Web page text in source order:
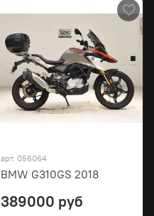
арт. 056064
BMW G310GS 2018
389000 руб